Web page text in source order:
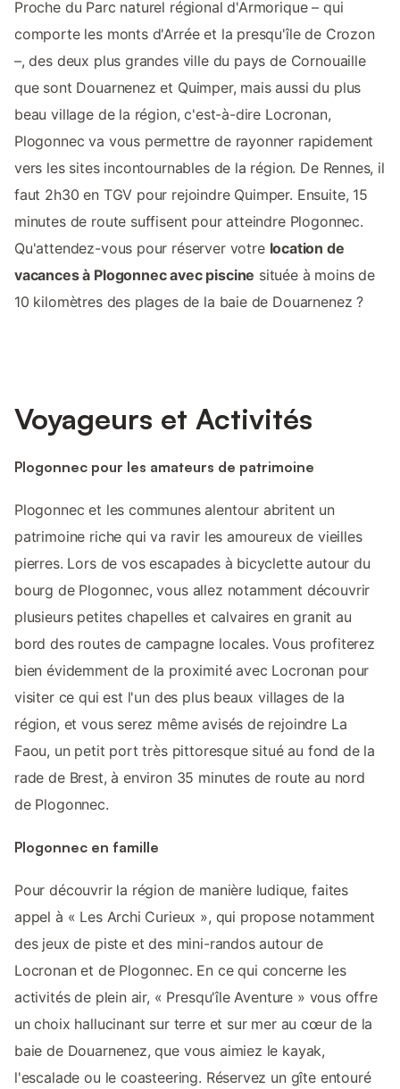
Proche du Parc naturel régional d'Armorique – qui
comporte les monts d'Arrée et la presqu'île de Crozon
–, des deux plus grandes ville du pays de Cornouaille
que sont Douarnenez et Quimper, mais aussi du plus
beau village de la région, c'est-à-dire Locronan,
Plogonnec va vous permettre de rayonner rapidement
vers les sites incontournables de la région. De Rennes, il
faut 2h30 en TGV pour rejoindre Quimper. Ensuite, 15
minutes de route suffisent pour atteindre Plogonnec.
Qu'attendez-vous pour réserver votre location de
vacances à Plogonnec avec piscine située à moins de
10 kilomètres des plages de la baie de Douarnenez ?
Voyageurs et Activités
Plogonnec pour les amateurs de patrimoine
Plogonnec et les communes alentour abritent un
patrimoine riche qui va ravir les amoureux de vieilles
pierres. Lors de vos escapades à bicyclette autour du
bourg de Plogonnec, vous allez notamment découvrir
plusieurs petites chapelles et calvaires en granit au
bord des routes de campagne locales. Vous profiterez
bien évidemment de la proximité avec Locronan pour
visiter ce qui est l'un des plus beaux villages de la
région, et vous serez même avisés de rejoindre La
Faou, un petit port très pittoresque situé au fond de la
rade de Brest, à environ 35 minutes de route au nord
de Plogonnec.
Plogonnec en famille
Pour découvrir la région de manière ludique, faites
appel à « Les Archi Curieux », qui propose notamment
des jeux de piste et des mini-randos autour de
Locronan et de Plogonnec. En ce qui concerne les
activités de plein air, « Presqu'île Aventure » vous offre
un choix hallucinant sur terre et sur mer au cœur de la
baie de Douarnenez, que vous aimiez le kayak,
l'escalade ou le coasteering. Réservez un gîte entouré